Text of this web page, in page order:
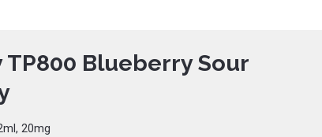
TP800 Blueberry Sour
20mg